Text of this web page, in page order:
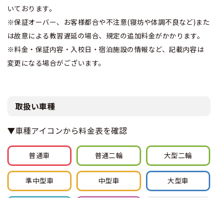
いております。
※保証オーバー、お客様都合や不注意(寝坊や体調不良など)また
は故意による教習遅延の場合、規定の追加料金がかかります。
※料金・保証内容・入校日・宿泊施設の情報など、記載内容は
変更になる場合がございます。
取扱い車種
▼車種アイコンから料金表を確認
普通車 普通二輪 大型二輪
準中型車 中型車 大型車